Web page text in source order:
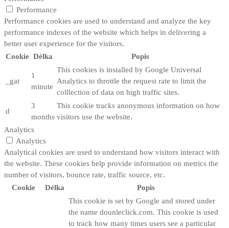
Performance
Performance cookies are used to understand and analyze the key
performance indexes of the website which helps in delivering a
better user experience for the visitors.
Cookie Délka Popis
_gat
1
minute
This cookies is installed by Google Universal
Analytics to throttle the request rate to limit the
colllection of data on high traffic sites.
d
3
months
This cookie tracks anonymous information on how
visitors use the website.
Analytics
Analytics
Analytical cookies are used to understand how visitors interact with
the website. These cookies help provide information on metrics the
number of visitors, bounce rate, traffic source, etc.
Cookie
Délka Popis
This cookie is set by Google and stored under
the name dounleclick.com. This cookie is used
to track how many times users see a particular